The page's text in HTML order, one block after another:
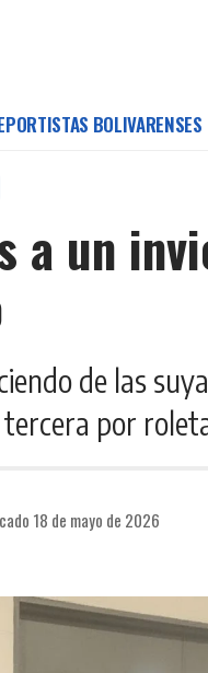
BOLIVARENSES
a un
de las
por
18 de mayo de 2026